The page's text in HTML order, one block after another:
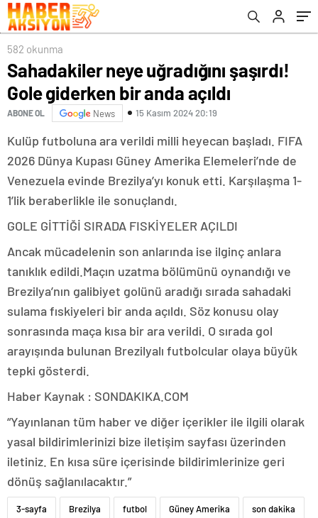
582 okunma
Sahadakiler neye uğradığını şaşırdı!
Gole giderken bir anda açıldı
ABONE OL News 15 Kasım 2024 20:19
Kulüp futboluna ara verildi milli heyecan başladı. FIFA
2026 Dünya Kupası Güney Amerika Elemeleri’nde de
Venezuela evinde Brezilya’yı konuk etti. Karşılaşma 1-
1’lik beraberlikle ile sonuçlandı.
GOLE GİTTİĞİ SIRADA FISKİYELER AÇILDI
Ancak mücadelenin son anlarında ise ilginç anlara
tanıklık edildi.Maçın uzatma bölümünü oynandığı ve
Brezilya’nın galibiyet golünü aradığı sırada sahadaki
sulama fıskiyeleri bir anda açıldı. Söz konusu olay
sonrasında maça kısa bir ara verildi. O sırada gol
arayışında bulunan Brezilyalı futbolcular olaya büyük
tepki gösterdi.
Haber Kaynak : SONDAKIKA.COM
“Yayınlanan tüm haber ve diğer içerikler ile ilgili olarak
yasal bildirimlerinizi bize iletişim sayfası üzerinden
iletiniz. En kısa süre içerisinde bildirimlerinize geri
dönüş sağlanılacaktır.”
3-sayfa Brezilya futbol Güney Amerika son dakika